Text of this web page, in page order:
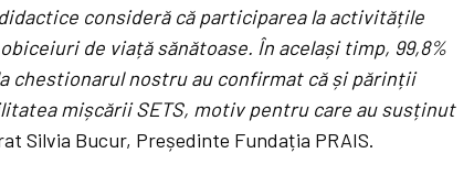
consideră că participarea la activitățile
de viață sănătoase. În același timp, 99,8%
chestionarul nostru au confirmat că și părinții
mișcării SETS, motiv pentru care au susținut
Silvia Bucur, Președinte Fundația PRAIS.